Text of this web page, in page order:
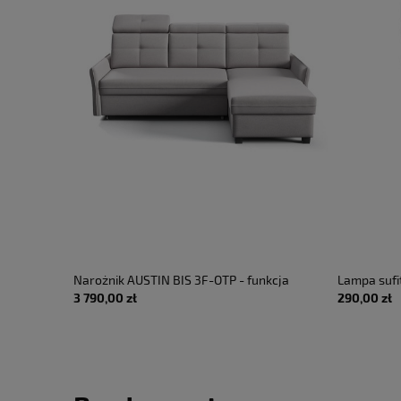
Narożnik AUSTIN BIS 3F-OTP - funkcja
spania z pojemnikiem
3 790,00 zł
Lampa
GFA1460H
290,00 zł